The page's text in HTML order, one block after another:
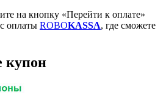
на кнопку «Перейти к оплате»
оплаты ROBOKASSA, где сможете
купон